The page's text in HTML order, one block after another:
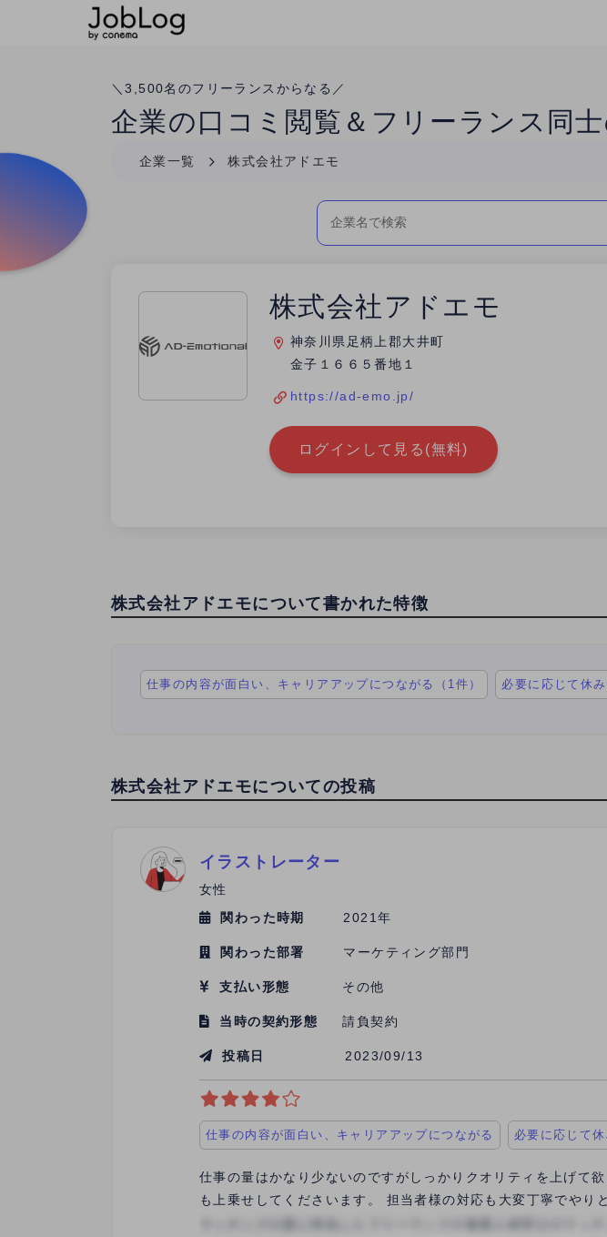
＼3,500名のフリーランスからなる／
企業の口コミ閲覧＆フリーランス同
企業一覧 株式会社アドエモ
株式会社アドエモ
神奈川県足柄上郡大井町
金子１６６５番地１
https://ad-emo.jp/
ログインして見る(無料)
株式会社アドエモについて書かれた特徴
仕事の内容が面白い、キャリアアップにつながる（1件） 必要に応じて休
株式会社アドエモについての投稿
イラストレーター
女性
関わった時期
2021年
関わった部署 マーケティング部門
支払い形態 その他
当時の契約形態 請負契約
投稿日 2023/09/13
仕事の内容が面白い、キャリアアップにつながる 必要に応じて
仕事の量はかなり少ないのですがしっかりクオリティを上げて
も上乗せしてくださいます。 担当者様の対応も大変丁寧でやり